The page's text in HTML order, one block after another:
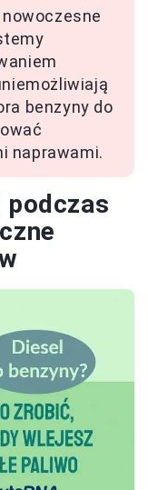
benzyny do
naprawami.
podczas